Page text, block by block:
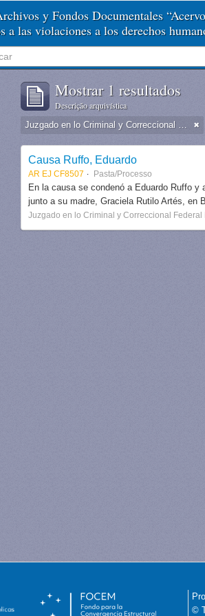
y Fondos Documentales
a las violaciones a los derechos
Mostrar 1 resultados
Descrição arquivística
Juzgado en lo Criminal y Correccional Federal N°5 de la Capital Federal
Causa Ruffo, Eduardo
AR EJ CF8507 Pasta/Processo
En la causa se condenó a Eduardo Ruffo
junto a su madre, Graciela Rutilo Artés, en
Juzgado en lo Criminal y Correccional Federal
©